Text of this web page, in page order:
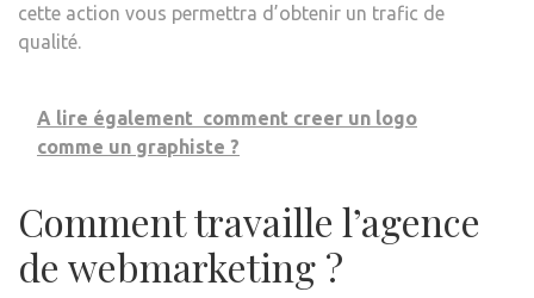
cette action vous permettra d’obtenir un trafic de
qualité.
A lire également comment creer un logo
comme un graphiste ?
Comment travaille l’agence
de webmarketing ?